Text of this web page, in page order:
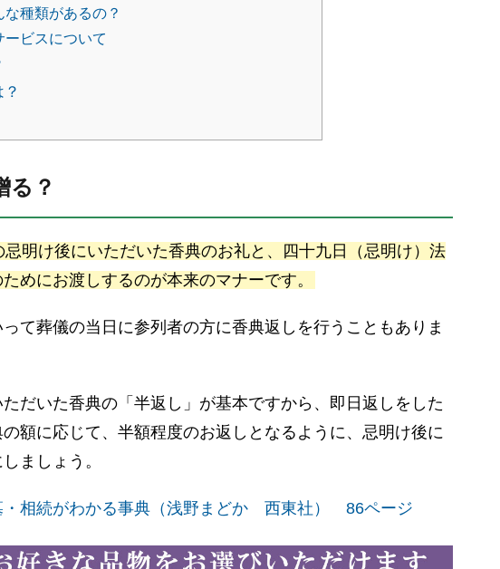
種類があるの？
ビスについて
る？
明け後にいただいた香典のお礼と、四十九日（忌明け）法
めにお渡しするのが本来のマナーです。
て葬儀の当日に参列者の方に香典返しを行うこともありま
だいた香典の「半返し」が基本ですから、即日返しをした
額に応じて、半額程度のお返しとなるように、忌明け後に
ましょう。
・相続がわかる事典（浅野まどか 西東社） 86ページ